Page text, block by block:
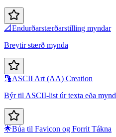
📐Endurðarstærðarstilling myndar
Breytir stærð mynda
🔡ASCII Art (AA) Creation
Býr til ASCII-list úr texta eða mynd
🌟Búa til Favicon og Forrit Tákna